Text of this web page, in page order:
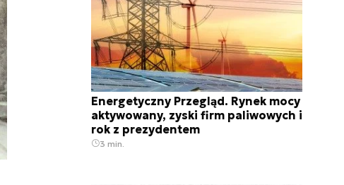
Energetyczny Przegląd. Rynek mocy
aktywowany, zyski firm paliwowych i
rok z prezydentem
3 min.